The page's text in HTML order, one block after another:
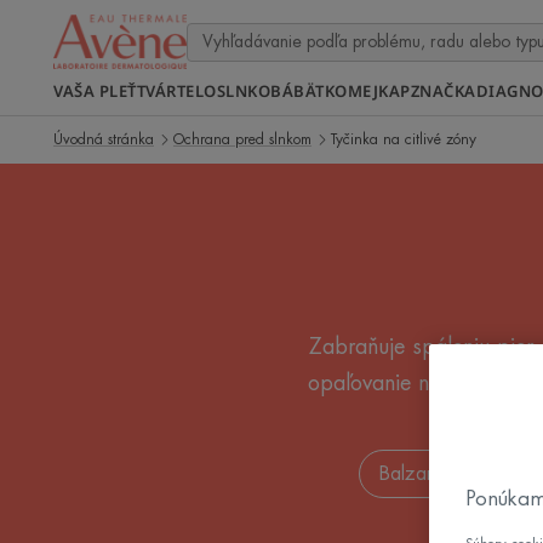
VAŠA PLEŤTVÁRTELOSLNKOBÁBÄTKOMEJKAPZNAČKA
Úvodná stránka Ochrana pred slnkom Tyčinka na citlivé zóny
Zabraňuje spáleniu
opaľovanie na
Balzamy na pery s